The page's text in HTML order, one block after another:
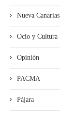
Nueva Canarias
Ocio y Cultura
Opinión
PACMA
Pájara